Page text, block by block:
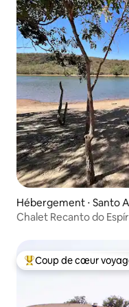
Hébergement ⋅ Santo
Chalet Recanto do
Coups de cœur
Coup de cœur